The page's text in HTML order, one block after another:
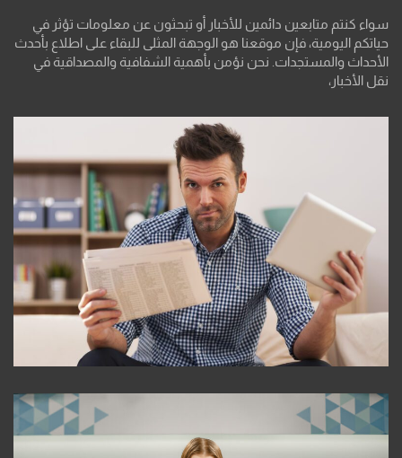
سواء كنتم متابعين دائمين للأخبار أو تبحثون عن معلومات تؤثر في
حياتكم اليومية، فإن موقعنا هو الوجهة المثلى للبقاء على اطلاع بأحدث
الأحداث والمستجدات. نحن نؤمن بأهمية الشفافية والمصداقية في
نقل الأخبار،